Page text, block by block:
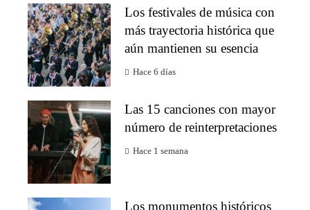
Los festivales de música con
más trayectoria histórica que
aún mantienen su esencia
Hace 6 días
Las 15 canciones con mayor
número de reinterpretaciones
Hace 1 semana
Los monumentos históricos